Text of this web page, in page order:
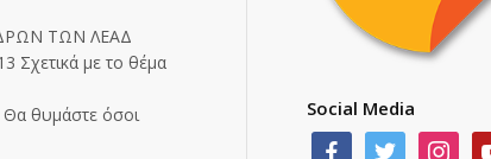
ΤΩΝ ΛΕΑΔ
με το θέμα
θυμάστε όσοι
Social Media